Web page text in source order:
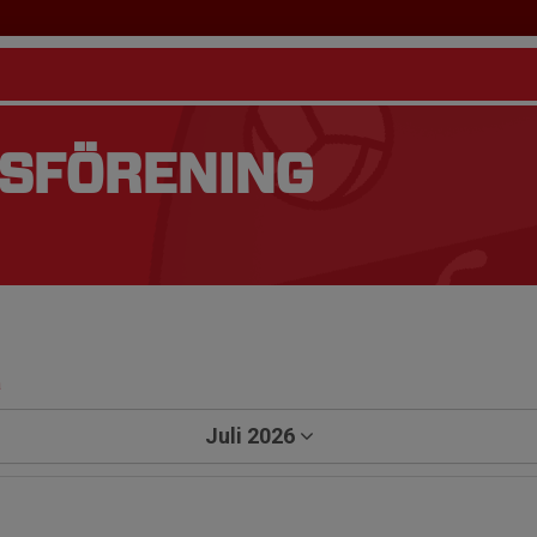
Juli 2026